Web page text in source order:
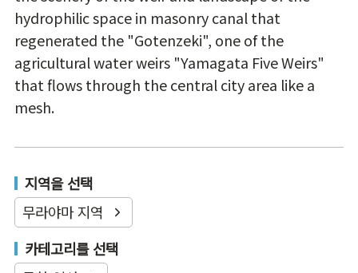
hydrophilic space in masonry canal that
regenerated the "Gotenzeki", one of the
agricultural water weirs "Yamagata Five Weirs"
that flows through the central city area like a
mesh.
지역을 선택
무라야마 지역
카테고리를 선택